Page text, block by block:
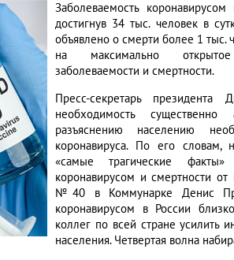
Заболеваемость
достигнув 34 тыс. человек в
объявлено о смерти более 1 тыс.
на максимально
заболеваемости и смертности.
Пресс-секретарь
необходимость существенно
разъяснению населению
коронавируса. По его словам,
«самые трагические
коронавирусом и смертности
№40 в Коммунарке Денис
коронавирусом в России
коллег по всей стране усилить
населения. Четвертая волна